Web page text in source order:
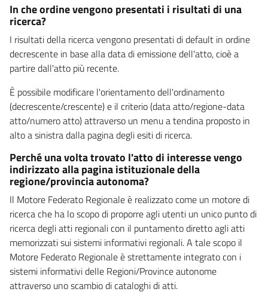
In che ordine vengono presentati i risultati di una
ricerca?
I risultati della ricerca vengono presentati di default in ordine
decrescente in base alla data di emissione dell'atto, cioè a
partire dall'atto più recente.
È possibile modificare l'orientamento dell'ordinamento
(decrescente/crescente) e il criterio (data atto/regione-data
atto/numero atto) attraverso un menu a tendina proposto in
alto a sinistra dalla pagina degli esiti di ricerca.
Perché una volta trovato l'atto di interesse vengo
indirizzato alla pagina istituzionale della
regione/provincia autonoma?
Il Motore Federato Regionale è realizzato come un motore di
ricerca che ha lo scopo di proporre agli utenti un unico punto di
ricerca degli atti regionali con il puntamento diretto agli atti
memorizzati sui sistemi informativi regionali. A tale scopo il
Motore Federato Regionale è strettamente integrato con i
sistemi informativi delle Regioni/Province autonome
attraverso uno scambio di cataloghi di atti.